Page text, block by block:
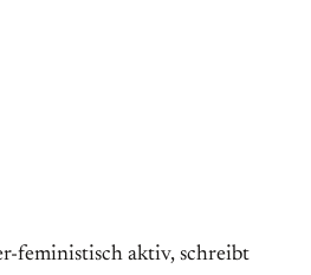
feministisch aktiv, schreibt